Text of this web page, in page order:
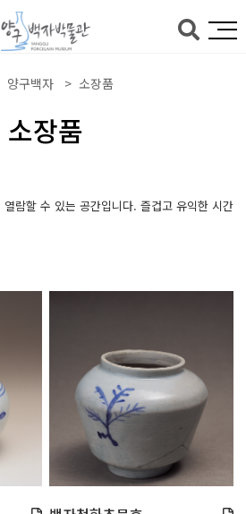
양구백자 소장품
소장품
람할 수 있는 공간입니다. 즐겁고 유익한 시간